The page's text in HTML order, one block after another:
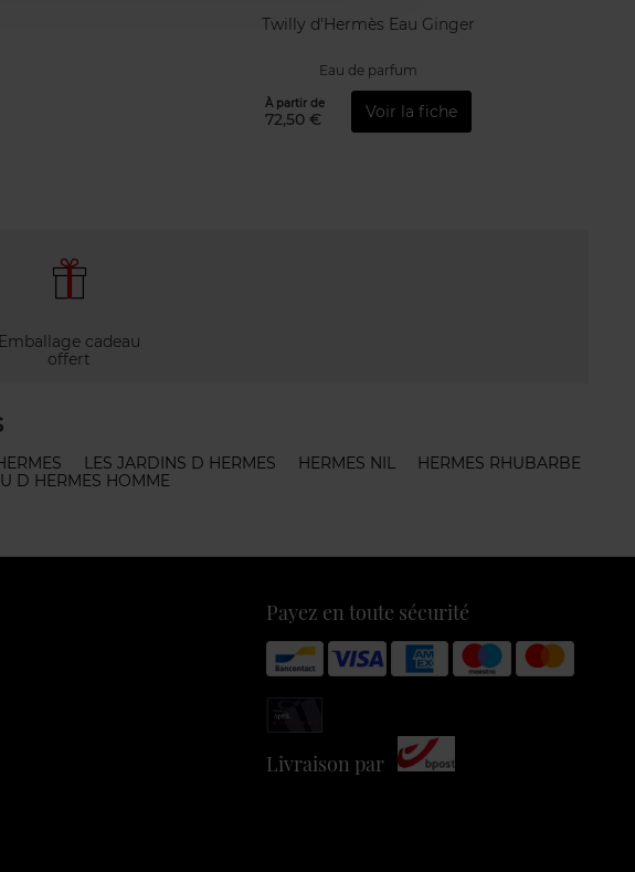
Twilly d'Hermès Eau Ginger
Eau de parfum
À partir de
72,50 € Voir la fiche
Emballage cadeau
offert
LES JARDINS D HERMES HERMES NIL
HERMES RHUBARBE
D HERMES HOMME
Payez en toute sécurité
Livraison par